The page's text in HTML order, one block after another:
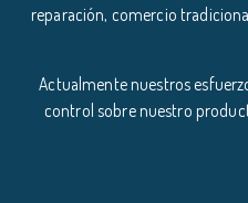
reparación, comercio
Actualmente nuestros
control sobre nuestro